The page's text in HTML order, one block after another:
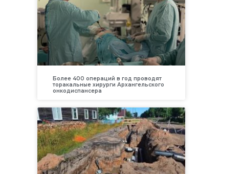
Более 400 операций в год проводят
торакальные хирурги Архангельского
онкодиспансера